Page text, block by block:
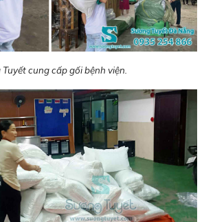
cung cấp gối bệnh viện.